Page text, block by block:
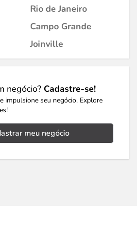
Rio de Janeiro
Campo Grande
Joinville
negócio? Cadastre-se!
impulsione seu negócio. Explore
meu negócio